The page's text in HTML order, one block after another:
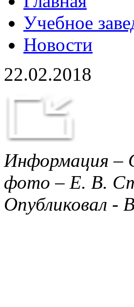
Учебное
Новости
22.02.2018
Информация –
фото – Е. В.
Опубликовал -